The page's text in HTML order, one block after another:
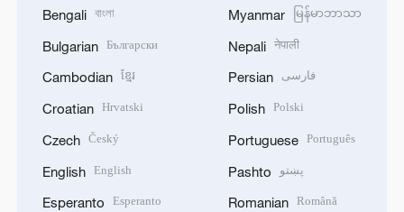
Bengali বাংলা
Bulgarian Български
Cambodian ខ្មែរ
Croatian Hrvatski
Czech Český
English English
Esperanto Esperanto
Myanmar မြန်မာဘာသာ
Nepali नेपाली
Persian فارسی
Polish Polski
Portuguese Português
Pashto پښتو
Romanian Română